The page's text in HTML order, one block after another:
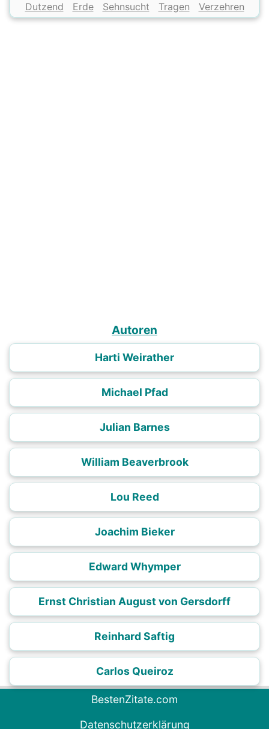
Dutzend Erde Sehnsucht Tragen Verzehren
Autoren
Harti Weirather
Michael Pfad
Julian Barnes
William Beaverbrook
Lou Reed
Joachim Bieker
Edward Whymper
Ernst Christian August von Gersdorff
Reinhard Saftig
Carlos Queiroz
BestenZitate.com
Datenschutzerklärung